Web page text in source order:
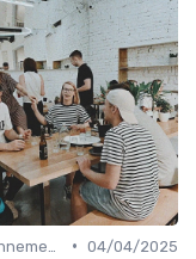
• 04/04/2025